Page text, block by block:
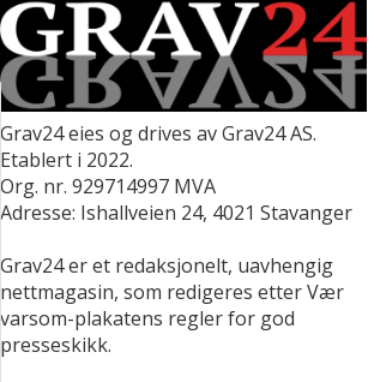
Grav24 eies og drives av Grav24 AS.
Etablert i 2022.
Org. nr. 929714997 MVA
Adresse: Ishallveien 24, 4021 Stavanger
Grav24 er et redaksjonelt, uavhengig
nettmagasin, som redigeres etter Vær
varsom-plakatens regler for god
presseskikk.